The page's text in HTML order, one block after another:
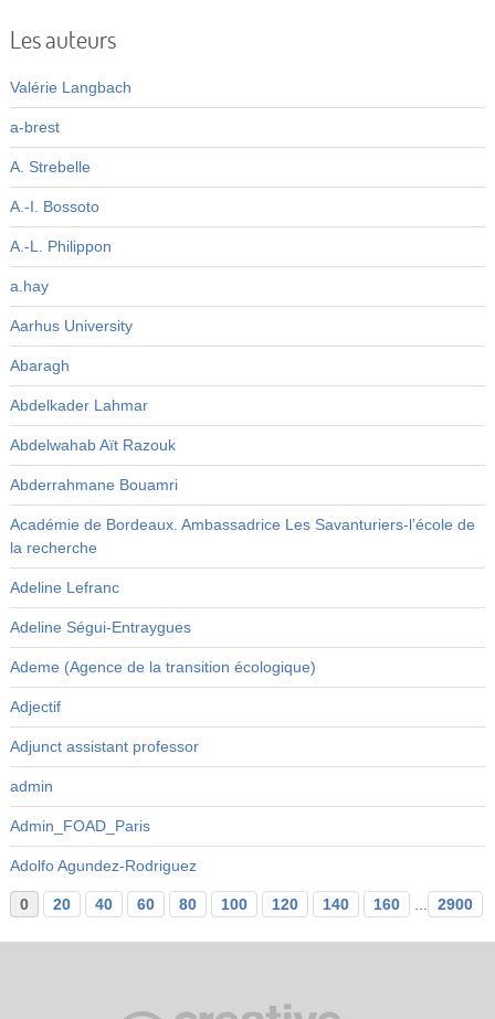
Les auteurs
Valérie Langbach
a-brest
A. Strebelle
A.-I. Bossoto
A.-L. Philippon
a.hay
Aarhus University
Abaragh
Abdelkader Lahmar
Abdelwahab Aït Razouk
Abderrahmane Bouamri
Académie de Bordeaux. Ambassadrice Les Savanturiers-l’école de
la recherche
Adeline Lefranc
Adeline Ségui-Entraygues
Ademe (Agence de la transition écologique)
Adjectif
Adjunct assistant professor
admin
Admin_FOAD_Paris
Adolfo Agundez-Rodriguez
0 20 40 60 80 100 120 140 160 ... 2900